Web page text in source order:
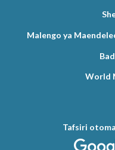
Malengo ya
World
Tafsiri